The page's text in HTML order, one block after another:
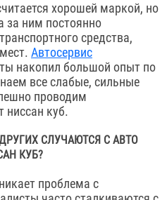
хорошей маркой, но
за ним постоянно
средства,
Автосервис
накопил большой опыт по
все слабые, сильные
проводим
ниссан куб.
СЛУЧАЮТСЯ С АВТО
КУБ?
проблема с